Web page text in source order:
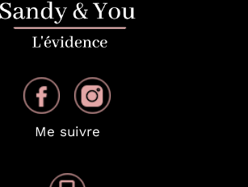
Me suivre